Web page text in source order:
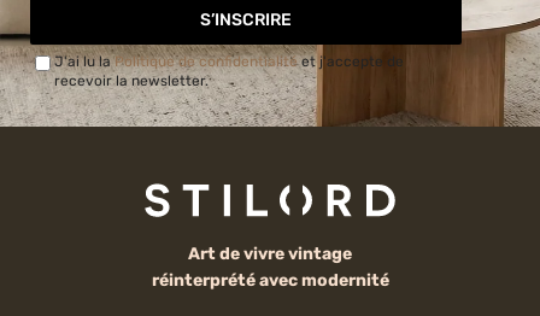
S’INSCRIRE
J'ai lu laPolitique de confidentialitéet j'accepte de
recevoir la newsletter.
Art de vivre vintage
réinterprété avec modernité